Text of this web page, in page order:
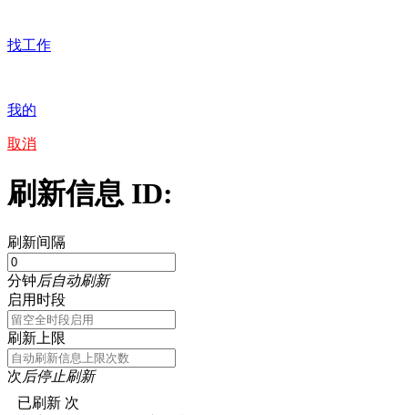
找工作
我的
取消
刷新信息 ID:
刷新间隔
分钟后自动刷新
启用时段
刷新上限
次后停止刷新
已刷新 次